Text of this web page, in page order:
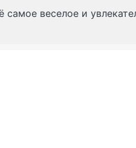
самое веселое и